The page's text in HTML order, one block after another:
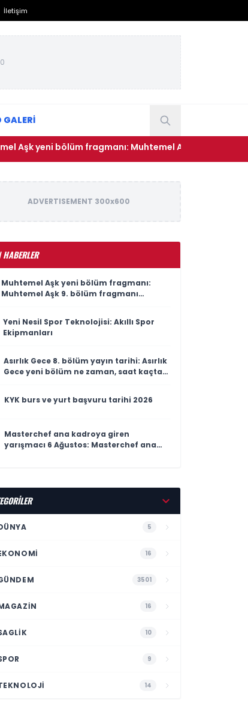
İletişim
GALERİ
yeni bölüm fragmanı: Muhtemel Aşk 9. bölüm fragmanı
ADVERTISEMENT 300x600
HABERLER
Muhtemel Aşk yeni bölüm fragmanı:
Muhtemel Aşk 9. bölüm fragmanı
Yeni Nesil Spor Teknolojisi: Akıllı Spor
Ekipmanları
Asırlık Gece 8. bölüm yayın tarihi: Asırlık
Gece yeni bölüm ne zaman, saat kaçta
KYK burs ve yurt başvuru tarihi 2026
Masterchef ana kadroya giren
yarışmacı 6 Ağustos: Masterchef ana
5
16
3501
16
10
9
14